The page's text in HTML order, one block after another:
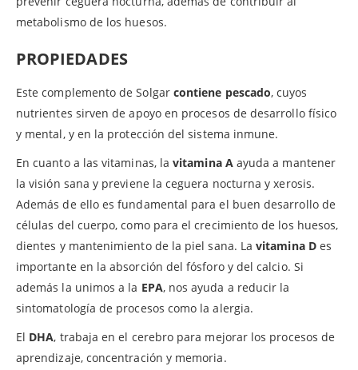
metabolismo de los huesos.
PROPIEDADES
Este complemento de Solgar contiene pescado, cuyos
nutrientes sirven de apoyo en procesos de desarrollo físico
y mental, y en la protección del sistema inmune.
En cuanto a las vitaminas, lavitamina Aayuda a mantener
la visión sana y previene la ceguera nocturna y xerosis.
Además de ello es fundamental para el buen desarrollo de
células del cuerpo, como para el crecimiento de los huesos,
dientes y mantenimiento de la piel sana. Lavitamina Des
importante en la absorción del fósforo y del calcio. Si
además la unimos a la EPA, nos ayuda a reducir la
sintomatología de procesos como la alergia.
El DHA, trabaja en el cerebro para mejorar los procesos de
aprendizaje, concentración y memoria.